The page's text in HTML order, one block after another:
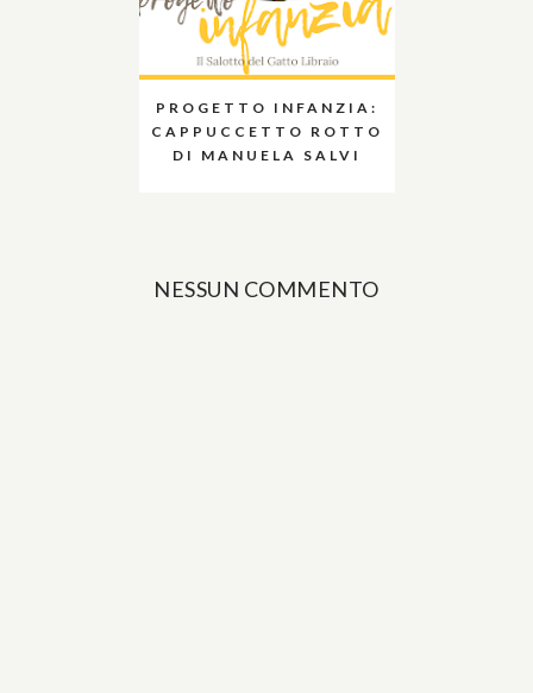
PROGETTO INFANZIA:
CAPPUCCETTO ROTTO
DI MANUELA SALVI
NESSUN COMMENTO